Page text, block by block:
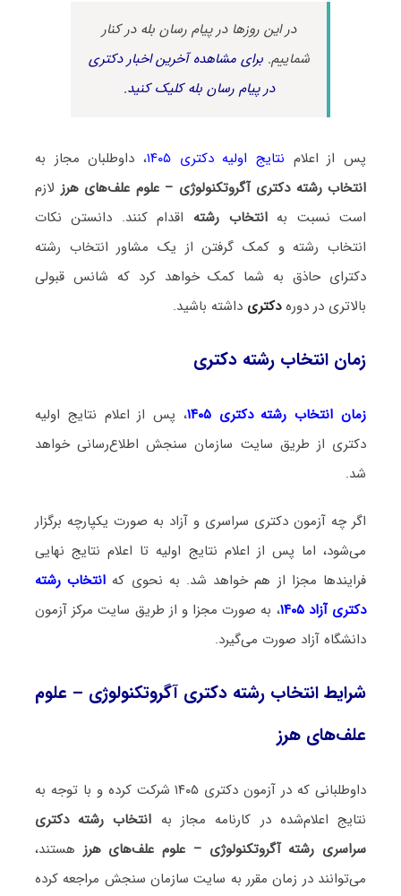
در این روزها در پیام رسان بله در کنار
شماییم.برای مشاهده آخرین اخبار دکتری
در پیام رسان بله کلیک کنید.
پس از اعلام نتایج اولیه دکتری ۱۴۰۵
، داوطلبان مجاز به
انتخاب رشته دکتری آگروتکنولوژی – علوم علف‌های هرزلازم
است نسبت بهانتخاب رشته اقدام کنند. دانستن نکات
انتخاب رشته و کمک گرفتن از یک مشاور انتخاب رشته
دکترای حاذق به شما کمک خواهد کرد که شانس قبولی
بالاتری در دورهدکتری داشته باشید.
زمان انتخاب رشته دکتری
زمان انتخاب رشته دکتری ۱۴۰۵
، پس از اعلام نتایج اولیه
دکتری از طریق سایت سازمان سنجش اطلاع‌رسانی خواهد
شد.
اگر چه آزمون دکتری سراسری و آزاد به صورت یکپارچه برگزار
می‌شود، اما پس از اعلام نتایج اولیه تا اعلام نتایج نهایی
فرایندها مجزا از هم خواهد شد. به نحوی که انتخاب رشته
دکتری آزاد ۱۴۰۵
، به صورت مجزا و از طریق سایت مرکز آزمون
دانشگاه آزاد صورت می‌گیرد.
شرایط انتخاب رشته دکتری آگروتکنولوژی – علوم
علف‌های هرز
داوطلبانی که در آزمون دکتری ۱۴۰۵ شرکت کرده و با توجه به
نتایج اعلام‌شده در کارنامه مجاز به انتخاب رشته دکتری
سراسری رشته آگروتکنولوژی – علوم علف‌های هرز هستند،
می‌توانند در زمان مقرر به سایت سازمان سنجش مراجعه کرده